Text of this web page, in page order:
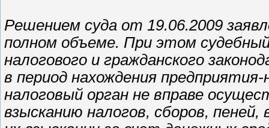
Решением суда от 19.06.2009
полном объеме. При этом
налогового и гражданского
в период нахождения
налоговый орган не вправе
взысканию налогов, сборов,